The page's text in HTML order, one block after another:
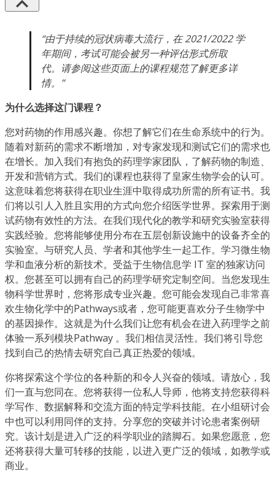
“由于持续的冠状病毒大流行，在 2021/2022 学
年期间，考试可能会被另一种评估形式所取
代。请参阅这些页面上的课程规范了解更多详
情。”
为什么选择这门课程？
您对药物的作用感兴趣。你想了解它们在生命系统中的行为。
随着对新药的需求不断增加，对专家发现和测试它们的需求也
在增长。加入我们有抱负的药理学家团队，了解药物的制造、
开发和营销方式。我们的课程也获得了皇家生物学会的认可。
这意味着您将获得在职业生涯中取得成功所需的所有证书。我
们将以引人入胜且实用的方式向您介绍医学世界。探索用于测
试药物有效性的方法。在我们现代化的教学和研究实验室获得
实践经验。您将能够使用分布在五层创新设施中的设备齐全的
实验室。与研究人员、学者和其他学生一起工作。学习微生物
学和血液分析的新技术。受益于生物信息学 IT 室的独家访问
权。您甚至可以拥有自己的药理学研究定制空间。当您发现生
物科学世界时，您将形成专业兴趣。您可能会发现自己非常喜
欢生物化学中的Pathways或者，您可能更喜欢分子生物学中
的基因操作。这就是为什么我们让您有机会在进入药理学之前
体验一系列模块Pathway 。我们相信灵活性。我们将引导您
找到自己的热情去研究自己真正热爱的领域。
你将探索这个学位的各种新的和令人兴奋的领域。请放心，我
们一直与您同在。您将获得一位私人导师，他将支持您获得科
学写作、数据解释和交流方面的特定学科技能。在小组研讨会
中也可以利用同伴的支持。分享您的突破并讨论患者案例研
究。该计划是进入广泛的科学职业的踏脚石。如果您愿意，您
还将获得大量可转移的技能，以进入更广泛的领域，如教学或
商业。